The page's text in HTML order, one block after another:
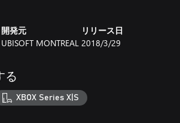
集まる『ファークライ5』コミュニティ
ンポが速く楽しい」と紹介された作品
信的なカルト教団に立ち向かえ
ゲート」とシード・ファミリーからホ
せよ。カリスマ性あふれるヴィラン「ジ
開発元
UBISOFT MONTREAL
リリース日
2018/3/29
る
XBOX Series X|S